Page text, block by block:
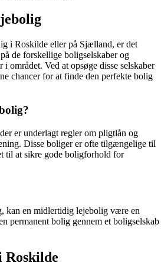
i Roskilde eller på Sjælland, er det
de forskellige boligselskaber og
området. Ved at opsøge disse selskaber
chancer for at finde den perfekte bolig
er underlagt regler om pligtlån og
Disse boliger er ofte tilgængelige til
til at sikre gode boligforhold for
kan en midlertidig lejebolig være en
permanent bolig gennem et boligselskab
Roskilde